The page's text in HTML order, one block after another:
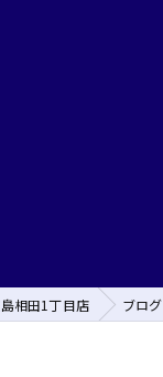
相田1丁目店 ブログ